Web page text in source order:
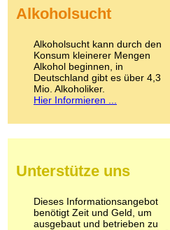
Kokain
LSD
Marihuana
Medikamente
Meskalin
Metamphetamin
Methadon
Pilze
Psychopharmaka
Schlafmittel
Schmerzmittel
Alkoholsucht
Alkoholsucht kann durch den
Konsum kleinerer Mengen
Alkohol beginnen, in
Deutschland gibt es über 4,3
Mio. Alkoholiker.
Hier Informieren ...
Unterstütze uns
Dieses Informationsangebot
benötigt Zeit und Geld, um
ausgebaut und betrieben zu